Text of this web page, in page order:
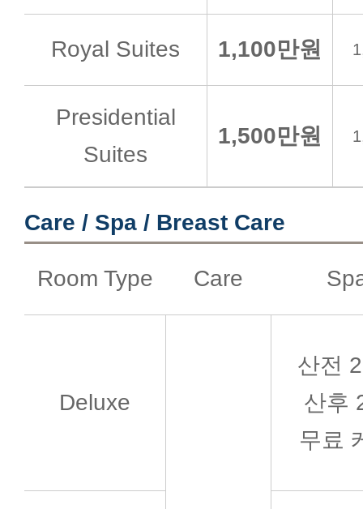
Royal Suites 1,100만원
Presidential
Suites
1,500만원
Care / Spa / Breast Care
Room Type Care
Deluxe
산전
산후
무료